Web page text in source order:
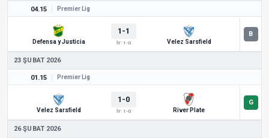
04.15 Premier Lig
Defensa y Justicia
1-1
İY: 1-0 Velez Sarsfield
23 ŞUBAT 2026
01.15 Premier Lig
Velez Sarsfield
1-0
İY: 1-0 River Plate
26 ŞUBAT 2026